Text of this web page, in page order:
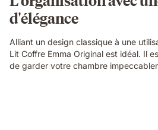
d'élégance
Alliant un design classique à une
Lit Coffre Emma Original est idéal. Il
de garder votre chambre